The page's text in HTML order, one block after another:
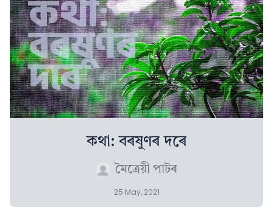
কথা: বৰষুণৰ দৰে
মৈত্ৰেয়ী পাটৰ
25 May, 2021